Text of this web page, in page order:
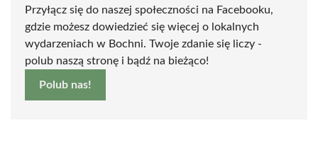
Przyłącz się do naszej społeczności na Facebooku,
gdzie możesz dowiedzieć się więcej o lokalnych
wydarzeniach w Bochni. Twoje zdanie się liczy -
polub naszą stronę i bądź na bieżąco!
Polub nas!